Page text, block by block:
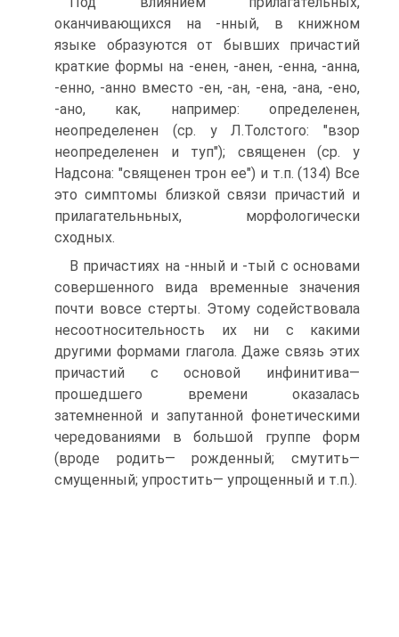
оканчивающихся на -нный, в книжном
языке образуются от бывших причастий
краткие формы на -енен, -анен, -енна, -анна,
-енно, -анно вместо -ен, -ан, -ена, -ана, -ено,
-ано, как, например: определенен,
неопределенен (ср. у Л.Толстого: "взор
неопределенен и туп"); священен (ср. у
Надсона: "священен трон ее") и т.п. (134) Все
это симптомы близкой связи причастий и
прилагательньных, морфологически
сходных.
В причастиях на -нный и -тый с основами
совершенного вида временные значения
почти вовсе стерты. Этому содействовала
несоотносительность их ни с какими
другими формами глагола. Даже связь этих
причастий с основой инфинитива—
прошедшего времени оказалась
затемненной и запутанной фонетическими
чередованиями в большой группе форм
(вроде родить— рожденный; смутить—
смущенный; упростить— упрощенный и т.п.).